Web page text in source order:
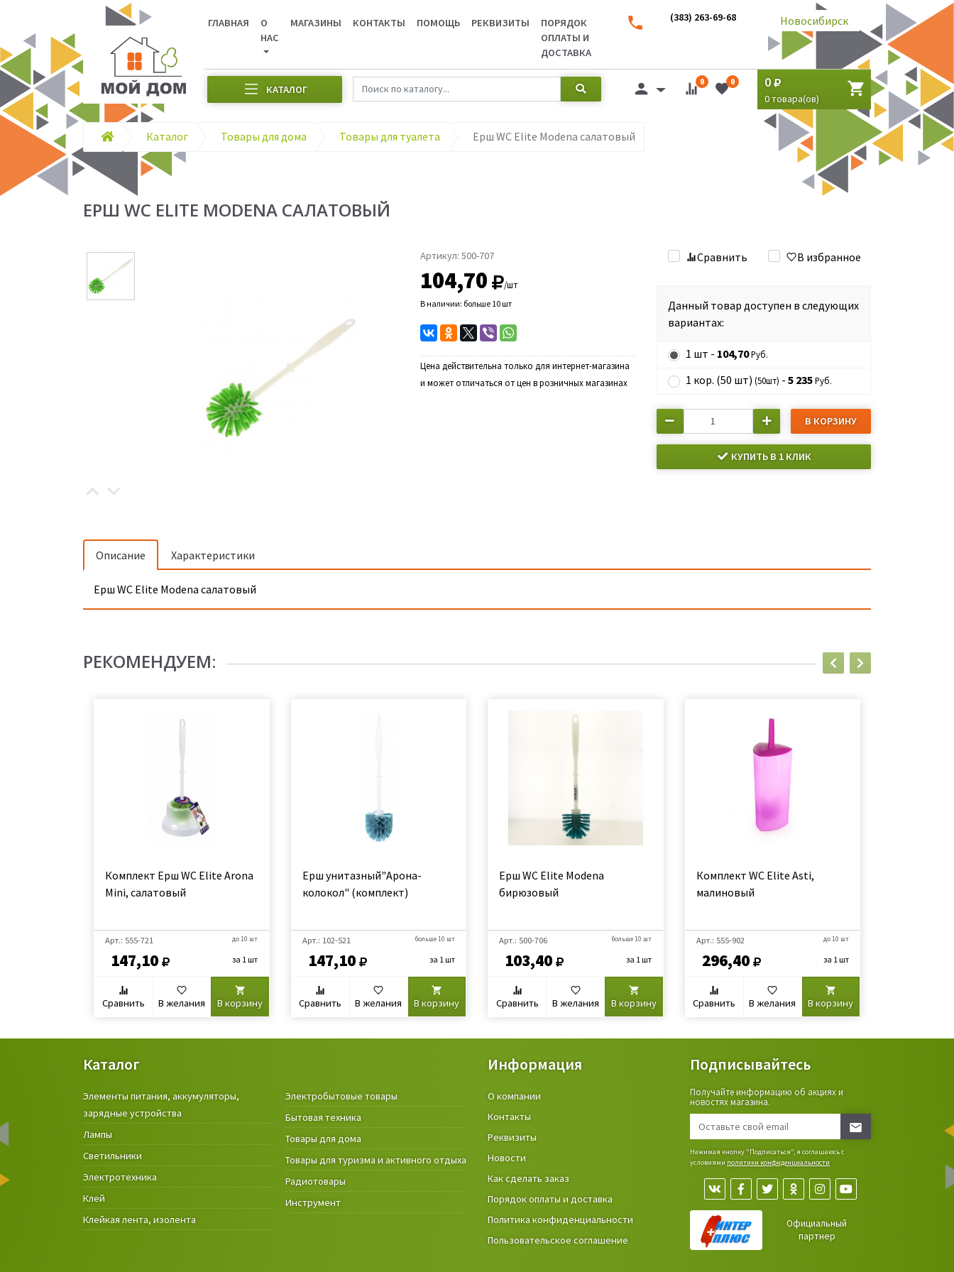
ГЛАВНАЯ
О
НАС
МАГАЗИНЫ КОНТАКТЫ ПОМОЩЬ РЕКВИЗИТЫ
ПОРЯДОК
ОПЛАТЫ И
ДОСТАВКА
(383) 263-69-68 Новосибирск
КАТАЛОГ
0 0 0
0товара(ов)
Каталог Товары для дома Товары для туалета Ерш WC Elite Modena салатовый
ЕРШ WC ELITE MODENA САЛАТОВЫЙ
Артикул: 500-707
104,70 /шт
В наличии: больше 10 шт
Цена действительна только для интернет-магазина
и может отличаться от цен в розничных магазинах
Сравнить В избранное
Данный товар доступен в следующих
вариантах:
1 шт - 104,70 Руб.
1 кор. (50 шт) (50шт) - 5 235 Руб.
В КОРЗИНУ
КУПИТЬ В 1 КЛИК
Описание Характеристики
Ерш WC Elite Modena салатовый
РЕКОМЕНДУЕМ:
Комплект Ерш WC Elite Arona
Mini, салатовый
Арт.: 555-721
147,10
до 10 шт
за 1 шт
Сравнить В желания В корзину
Ерш унитазный"Арона-
колокол" (комплект)
Арт.: 102-521
147,10
больше 10 шт
за 1 шт
Сравнить В желания В корзину
Ерш WC Elite Modena
бирюзовый
Арт.: 500-706
103,40
больше 10 шт
за 1 шт
Сравнить В желания В корзину
Комплект WC Elite Asti,
малиновый
Арт.: 555-902
296,40
до 10 шт
за 1 шт
Сравнить В желания В корзину
Каталог
Элементы питания, аккумуляторы,
зарядные устройства
Лампы
Светильники
Электротехника
Клей
Клейкая лента, изолента
Электробытовые товары
Бытовая техника
Товары для дома
Товары для туризма и активного отдыха
Радиотовары
Инструмент
Крепёжные изделия и строительные
материалы
Товары и инструмент для дачи, сада,
Фонари
Информация
О компании
Контакты
Реквизиты
Новости
Как сделать заказ
Порядок оплаты и доставка
Политика конфиденциальности
Пользовательское соглашение
Подписывайтесь
Получайте информацию об акциях и
новостях магазина.
Нажимая кнопку "Подписаться", я соглашаюсь с
условиями политики конфиденциальности
Официальный
партнер